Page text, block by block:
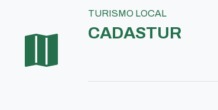
TURISMO LOCAL
CADASTUR